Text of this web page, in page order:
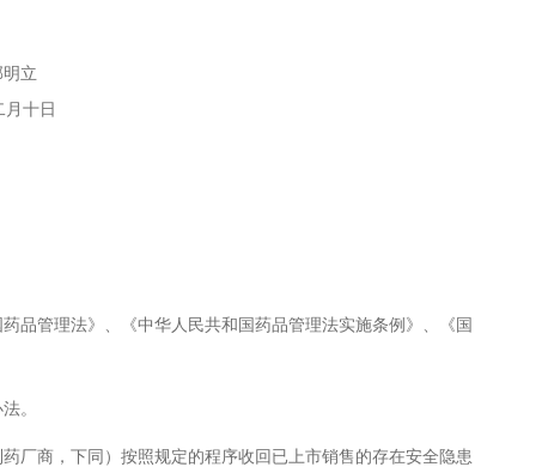
管理法》、《中华人民共和国药品管理法实施条例》、《国
。
商，下同）按照规定的程序收回已上市销售的存在安全隐患